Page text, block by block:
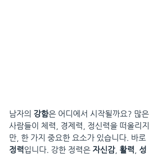
남자의 강함은 어디에서 시작될까요? 많은
사람들이 체력, 경제력, 정신력을 떠올리지
만, 한 가지 중요한 요소가 있습니다. 바로
정력입니다. 강한 정력은 자신감, 활력 성